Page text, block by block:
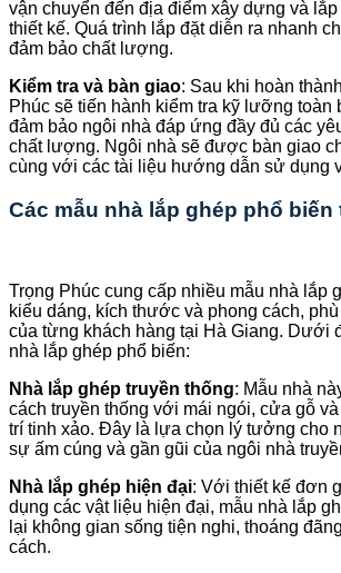
vận chuyển đến địa điểm xây dựng và
thiết kế. Quá trình lắp đặt diễn ra nhanh
đảm bảo chất lượng.
Kiểm tra và bàn giao: Sau khi hoàn
Phúc sẽ tiến hành kiểm tra kỹ lưỡng toàn
đảm bảo ngôi nhà đáp ứng đầy đủ các
chất lượng. Ngôi nhà sẽ được bàn giao
cùng với các tài liệu hướng dẫn sử dụng
Các mẫu nhà lắp ghép phổ biến
Trọng Phúc cung cấp nhiều mẫu nhà lắp
kiểu dáng, kích thước và phong cách,
của từng khách hàng tại Hà Giang. Dưới
nhà lắp ghép phổ biến:
Nhà lắp ghép truyền thống: Mẫu nhà
cách truyền thống với mái ngói, cửa gỗ
trí tinh xảo. Đây là lựa chọn lý tưởng cho
sự ấm cúng và gần gũi của ngôi nhà
Nhà lắp ghép hiện đại: Với thiết kế đơn
dụng các vật liệu hiện đại, mẫu nhà lắp
lại không gian sống tiện nghi, thoáng
cách.